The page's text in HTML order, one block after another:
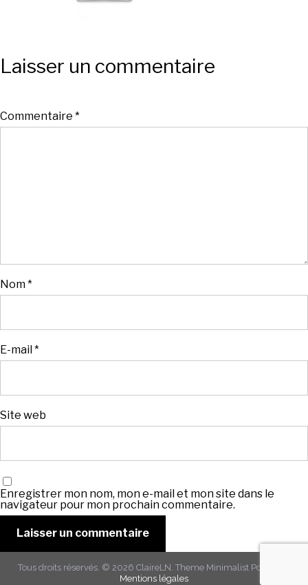
Laisser un commentaire
Commentaire *
Nom*
E-mail*
Site web
Enregistrer mon nom, mon e-mail et mon site dans le
navigateur pour mon prochain commentaire.
Tous droits réservés. © 2026 ClaireLN. Theme Minimalist Portfolio
Mentions légales